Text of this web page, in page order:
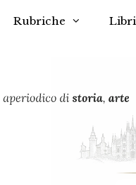
Rubriche Libri